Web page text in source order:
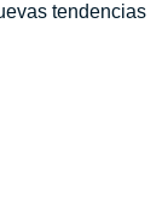
tendencias